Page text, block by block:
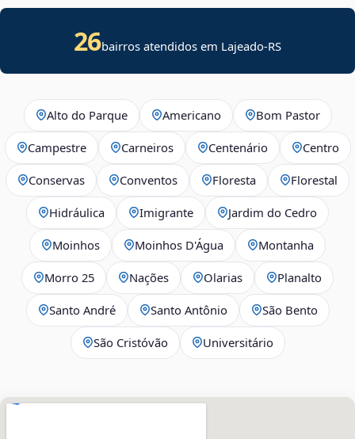
26bairros atendidos em Lajeado-RS
Alto do Parque Americano Bom Pastor
Campestre Carneiros Centenário Centro
Conservas Conventos Floresta Florestal
Hidráulica Imigrante Jardim do Cedro
Moinhos Moinhos D'Água Montanha
Morro 25 Nações Olarias Planalto
Santo André Santo Antônio São Bento
São Cristóvão Universitário